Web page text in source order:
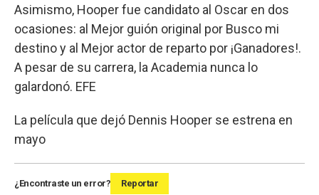
Asimismo, Hooper fue candidato al Oscar en dos
ocasiones: al Mejor guión original por Busco mi
destino y al Mejor actor de reparto por ¡Ganadores!.
A pesar de su carrera, la Academia nunca lo
galardonó. EFE
La película que dejó Dennis Hooper se estrena en
mayo
¿Encontraste un error? Reportar